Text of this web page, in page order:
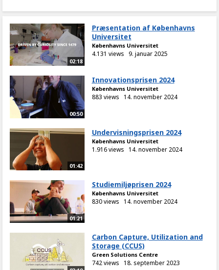
02:18
Præsentation af Københavns
Universitet
Københavns Universitet
4.131 views 9. januar 2025
00:50
Innovationsprisen 2024
Københavns Universitet
883 views 14. november 2024
01:42
Undervisningsprisen 2024
Københavns Universitet
1.916 views 14. november 2024
01:21
Studiemiljøprisen 2024
Københavns Universitet
830 views 14. november 2024
Carbon Capture, Utilization and
Storage (CCUS)
Green Solutions Centre
742 views 18. september 2023